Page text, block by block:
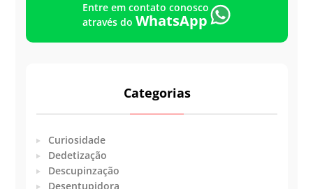
Entre em contato conosco
através do WhatsApp
Categorias
Curiosidade
Dedetização
Descupinzação
Desentupidora